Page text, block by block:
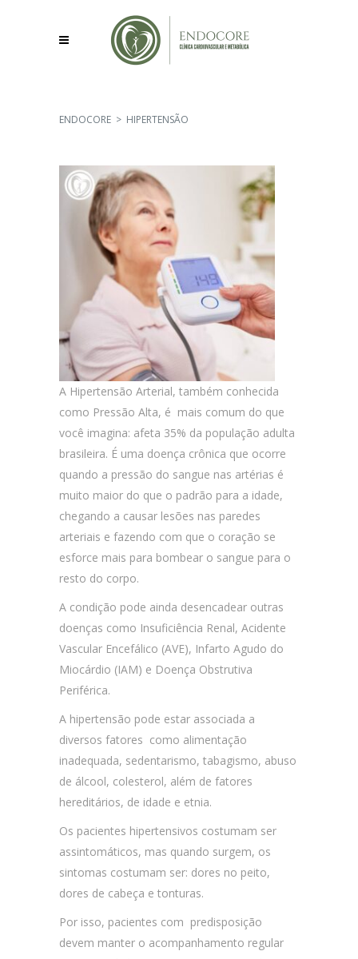
ENDOCORE > HIPERTENSÃO
A Hipertensão Arterial, também conhecida
como Pressão Alta, é mais comum do que
você imagina: afeta 35% da população adulta
brasileira. É uma doença crônica que ocorre
quando a pressão do sangue nas artérias é
muito maior do que o padrão para a idade,
chegando a causar lesões nas paredes
arteriais e fazendo com que o coração se
esforce mais para bombear o sangue para o
resto do corpo.
A condição pode ainda desencadear outras
doenças como Insuficiência Renal, Acidente
Vascular Encefálico (AVE), Infarto Agudo do
Miocárdio (IAM) e Doença Obstrutiva
Periférica.
A hipertensão pode estar associada a
diversos fatores como alimentação
inadequada, sedentarismo, tabagismo, abuso
de álcool, colesterol, além de fatores
hereditários, de idade e etnia.
Os pacientes hipertensivos costumam ser
assintomáticos, mas quando surgem, os
sintomas costumam ser: dores no peito,
dores de cabeça e tonturas.
Por isso, pacientes com predisposição
devem manter o acompanhamento regular